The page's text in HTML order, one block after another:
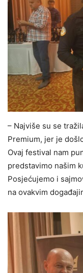
– Najviše su se
Premium, jer je
Ovaj festival nam
predstavimo našim
Posjećujemo i
na ovakvim